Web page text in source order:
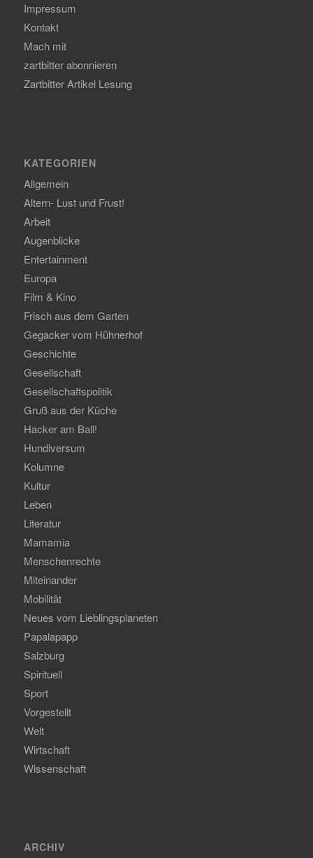
Impressum
Kontakt
Mach mit
zartbitter abonnieren
Zartbitter Artikel Lesung
KATEGORIEN
Allgemein
Altern- Lust und Frust!
Arbeit
Augenblicke
Entertainment
Europa
Film & Kino
Frisch aus dem Garten
Gegacker vom Hühnerhof
Geschichte
Gesellschaft
Gesellschaftspolitik
Gruß aus der Küche
Hacker am Ball!
Hundiversum
Kolumne
Kultur
Leben
Literatur
Mamamia
Menschenrechte
Miteinander
Mobilität
Neues vom Lieblingsplaneten
Papalapapp
Salzburg
Spirituell
Sport
Vorgestellt
Welt
Wirtschaft
Wissenschaft
ARCHIV